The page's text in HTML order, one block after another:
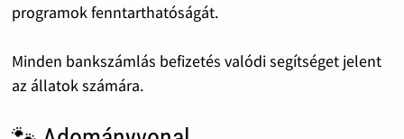
programok fenntarthatóságát.
Minden bankszámlás befizetés valódi segítséget jelent
az állatok számára.